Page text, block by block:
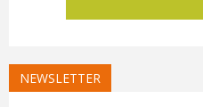
NEWSLETTER